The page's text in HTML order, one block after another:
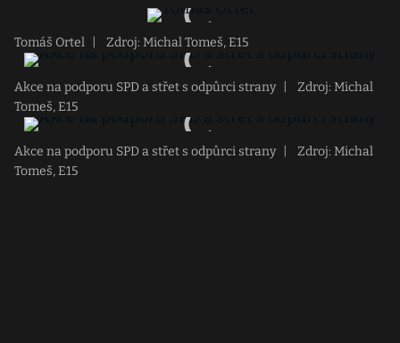
Tomáš Ortel Zdroj: Michal Tomeš, E15
Akce na podporu SPD a střet s odpůrci strany
Zdroj: Michal
Tomeš, E15
Akce na podporu SPD a střet s odpůrci strany
Zdroj: Michal
Tomeš, E15